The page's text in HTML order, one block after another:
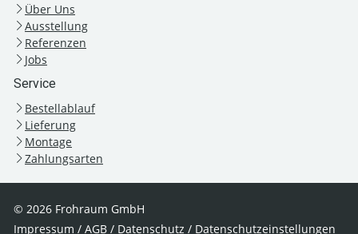
Über Uns
Ausstellung
Referenzen
Jobs
Service
Bestellablauf
Lieferung
Montage
Zahlungsarten
© 2026 Frohraum GmbH
Impressum / AGB / Datenschutz / Datenschutzeinstellungen